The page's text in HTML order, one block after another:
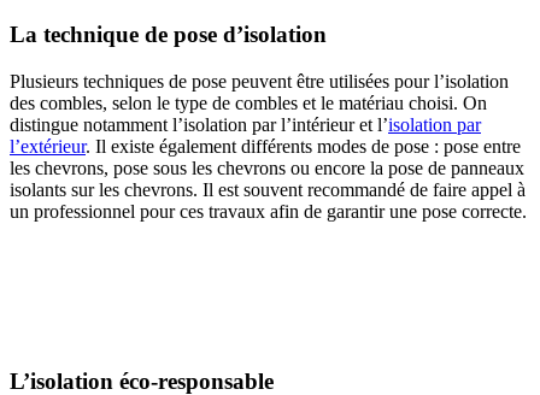
La technique de pose d’isolation
Plusieurs techniques de pose peuvent être utilisées pour l’isolation
des combles, selon le type de combles et le matériau choisi. On
distingue notamment l’isolation par l’intérieur et l’isolation par
l’extérieur. Il existe également différents modes de pose : pose entre
les chevrons, pose sous les chevrons ou encore la pose de panneaux
isolants sur les chevrons. Il est souvent recommandé de faire appel à
un professionnel pour ces travaux afin de garantir une pose correcte.
L’isolation éco-responsable